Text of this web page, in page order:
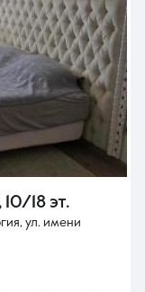
, 10/18 эт.
ул. имени